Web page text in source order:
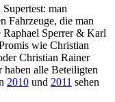
Supertest: man
Fahrzeuge, die man
Raphael Sperrer & Karl
wie Christian
Christian Rainer
haben alle Beteiligten
2010 und 2011 sehen